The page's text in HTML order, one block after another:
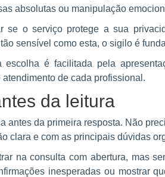
absolutas ou manipulação
se o serviço protege a sua
sensível como esta, o sigilo é
escolha é facilitada pela
de cada profissional.
da leitura
antes da primeira resposta. Não
clara e com as principais dúvidas
na consulta com abertura, mas
inesperadas ou mostrar